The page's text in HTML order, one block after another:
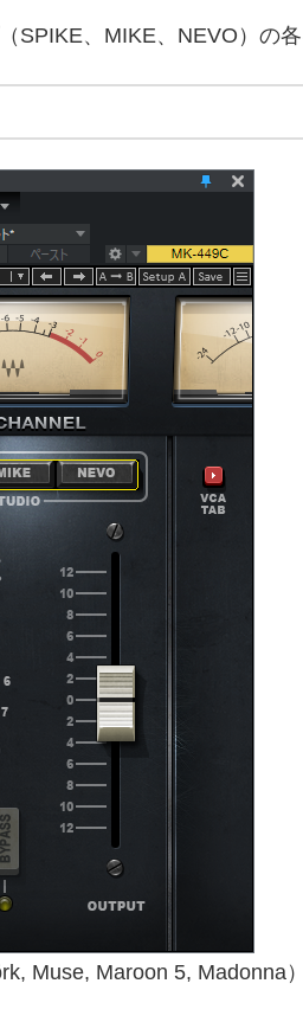
SPIKE、MIKE、NEVO）の各
Muse, Maroon 5, Madonna